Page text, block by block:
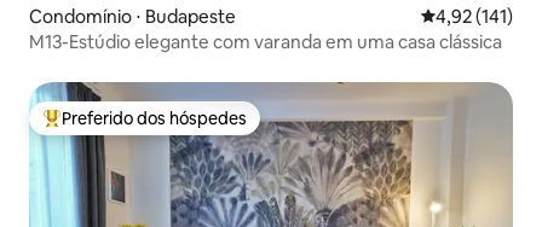
Condomínio ⋅ Budapeste 4,92 de uma
4,92 (141)
M13-Estúdio elegante com varanda em uma casa clássica
Entre os melhores preferidos dos hóspedes
Preferido dos hóspedes